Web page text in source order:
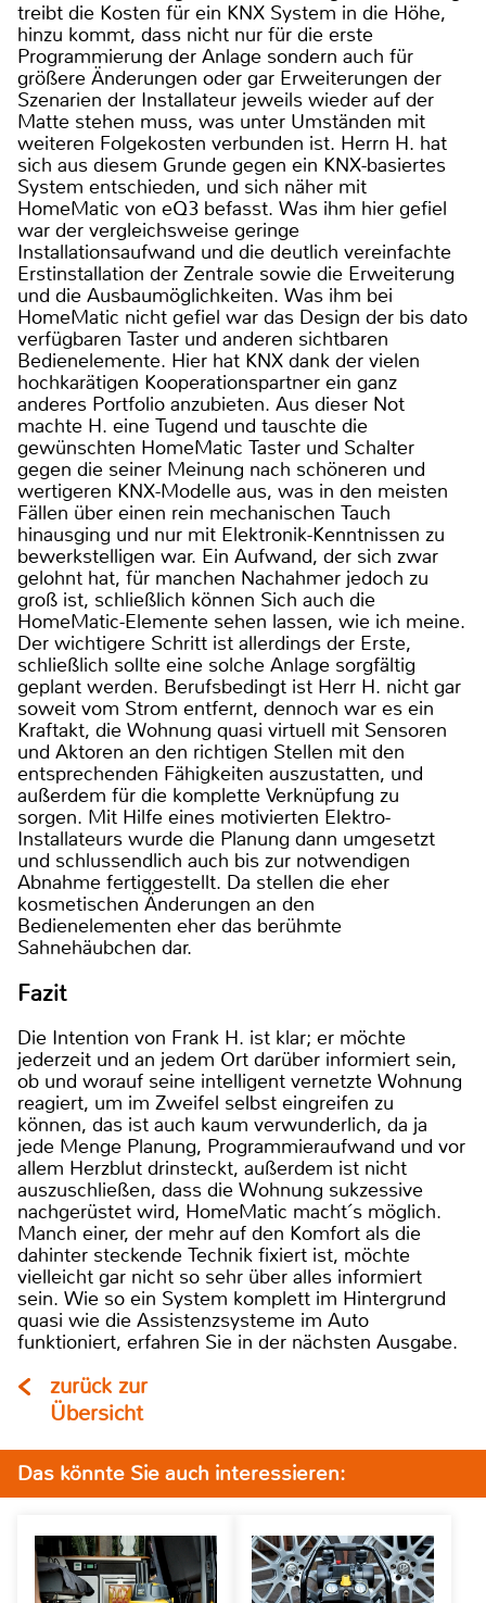
treibt die Kosten für ein KNX System in die Höhe,
hinzu kommt, dass nicht nur für die erste
Programmierung der Anlage sondern auch für
größere Änderungen oder gar Erweiterungen der
Szenarien der Installateur jeweils wieder auf der
Matte stehen muss, was unter Umständen mit
weiteren Folgekosten verbunden ist. Herrn H. hat
sich aus diesem Grunde gegen ein KNX-basiertes
System entschieden, und sich näher mit
HomeMatic von eQ3 befasst. Was ihm hier gefiel
war der vergleichsweise geringe
Installationsaufwand und die deutlich vereinfachte
Erstinstallation der Zentrale sowie die Erweiterung
und die Ausbaumöglichkeiten. Was ihm bei
HomeMatic nicht gefiel war das Design der bis dato
verfügbaren Taster und anderen sichtbaren
Bedienelemente. Hier hat KNX dank der vielen
hochkarätigen Kooperationspartner ein ganz
anderes Portfolio anzubieten. Aus dieser Not
machte H. eine Tugend und tauschte die
gewünschten HomeMatic Taster und Schalter
gegen die seiner Meinung nach schöneren und
wertigeren KNX-Modelle aus, was in den meisten
Fällen über einen rein mechanischen Tauch
hinausging und nur mit Elektronik-Kenntnissen zu
bewerkstelligen war. Ein Aufwand, der sich zwar
gelohnt hat, für manchen Nachahmer jedoch zu
groß ist, schließlich können Sich auch die
HomeMatic-Elemente sehen lassen, wie ich meine.
Der wichtigere Schritt ist allerdings der Erste,
schließlich sollte eine solche Anlage sorgfältig
geplant werden. Berufsbedingt ist Herr H. nicht gar
soweit vom Strom entfernt, dennoch war es ein
Kraftakt, die Wohnung quasi virtuell mit Sensoren
und Aktoren an den richtigen Stellen mit den
entsprechenden Fähigkeiten auszustatten, und
außerdem für die komplette Verknüpfung zu
sorgen. Mit Hilfe eines motivierten Elektro-
Installateurs wurde die Planung dann umgesetzt
und schlussendlich auch bis zur notwendigen
Abnahme fertiggestellt. Da stellen die eher
kosmetischen Änderungen an den
Bedienelementen eher das berühmte
Sahnehäubchen dar.
Fazit
Die Intention von Frank H. ist klar; er möchte
jederzeit und an jedem Ort darüber informiert sein,
ob und worauf seine intelligent vernetzte Wohnung
reagiert, um im Zweifel selbst eingreifen zu
können, das ist auch kaum verwunderlich, da ja
jede Menge Planung, Programmieraufwand und vor
allem Herzblut drinsteckt, außerdem ist nicht
auszuschließen, dass die Wohnung sukzessive
nachgerüstet wird, HomeMatic macht´s möglich.
Manch einer, der mehr auf den Komfort als die
dahinter steckende Technik fixiert ist, möchte
vielleicht gar nicht so sehr über alles informiert
sein. Wie so ein System komplett im Hintergrund
quasi wie die Assistenzsysteme im Auto
funktioniert, erfahren Sie in der nächsten Ausgabe.
zurück zur
Übersicht
Das könnte Sie auch interessieren: